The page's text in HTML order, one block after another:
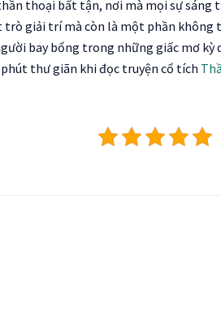
thoại bất tận, nơi mà mọi sự sáng
trò giải trí mà còn là một phần không
bay bổng trong những giấc mơ kỳ
thư giãn khi đọc truyện cổ tích